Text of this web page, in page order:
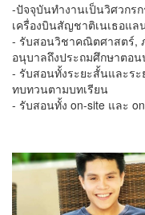
-ปัจจุบันทำงานเป็นวิศวก
เครื่องบินสัญชาติเนเธอแ
- รับสอนวิชาคณิตศาสตร์,
อนุบาลถึงประถมศึกษาตอน
- รับสอนทั้งระยะสั้นและระ
ทบทวนตามบทเรียน
- รับสอนทั้ง on-site และ